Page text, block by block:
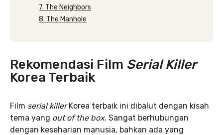
7. The Neighbors
8. The Manhole
Rekomendasi Film Serial Killer
Korea Terbaik
Film serial killerKorea terbaik ini dibalut dengan kisah
tema yang out of the box. Sangat berhubungan
dengan keseharian manusia, bahkan ada yang